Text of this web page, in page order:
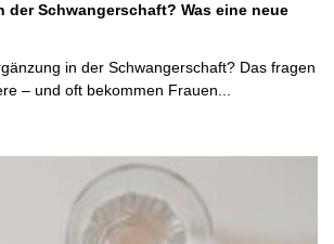
der Schwangerschaft? Was eine neue
in der Schwangerschaft? Das fragen
– und oft bekommen Frauen...